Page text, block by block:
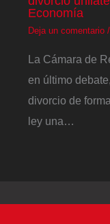
Economía
Deja un comentario /
La Cámara de
en último
divorcio de
ley una…